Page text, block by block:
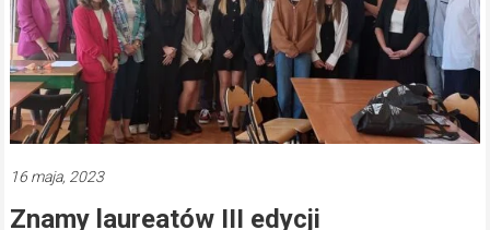
16 maja, 2023
Znamy laureatów III edycji